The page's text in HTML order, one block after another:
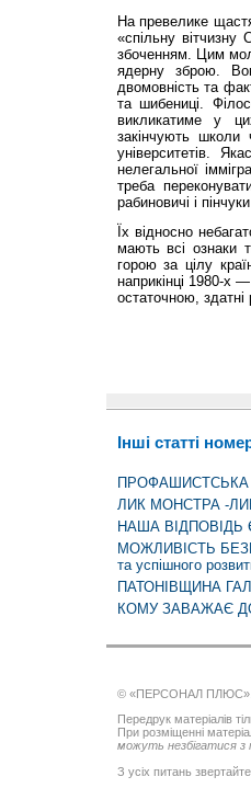
На превелике
«спільну
збоченням. Цим
ядерну зброю.
двомовність та
та шибениці.
викликатиме у
закінчують
університетів.
нелегальної
треба
рабиновичі і
Їх відносно
мають всі ознаки
горою за цілу
наприкінці 1980-х
остаточною,
Інші статті
ЛИК МОНСТРА -
НАША ВІДПОВІДЬ
МОЖЛИВІСТЬ
та успішного
ПАТОНІВЩИНА
КОМУ ЗАВАЖАЄ
© «ПЕРСОНАЛ ПЛЮС».
Передрук матеріалів
При розміщенні
можуть незбігатися з
З усіх питань